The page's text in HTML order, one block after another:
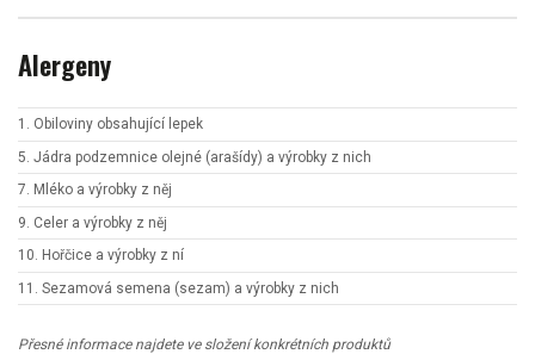
Alergeny
1. Obiloviny obsahující lepek
5. Jádra podzemnice olejné (arašídy) a výrobky z nich
7. Mléko a výrobky z něj
9. Celer a výrobky z něj
10. Hořčice a výrobky z ní
11. Sezamová semena (sezam) a výrobky z nich
Přesné informace najdete ve složení konkrétních produktů